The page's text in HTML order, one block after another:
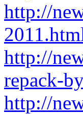
http://
http://
repack-
http://